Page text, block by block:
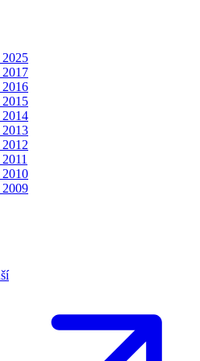
2025
2017
2016
2015
2014
2013
2010
2009